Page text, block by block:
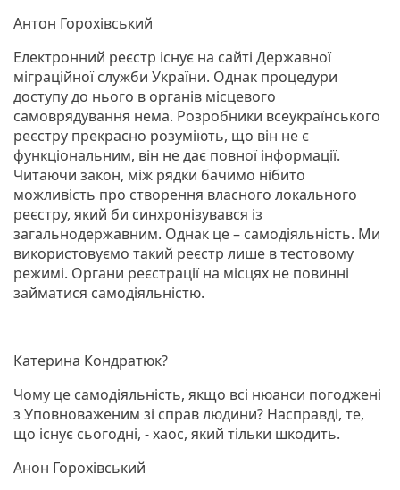
Антон Горохівський
Електронний реєстр існує на сайті Державної
міграційної служби України. Однак процедури
доступу до нього в органів місцевого
самоврядування нема. Розробники всеукраїнського
реєстру прекрасно розуміють, що він не є
функціональним, він не дає повної інформації.
Читаючи закон, між рядки бачимо нібито
можливість про створення власного локального
реєстру, який би синхронізувався із
загальнодержавним. Однак це – самодіяльність. Ми
використовуємо такий реєстр лише в тестовому
режимі. Органи реєстрації на місцях не повинні
займатися самодіяльністю.
Катерина Кондратюк?
Чому це самодіяльність, якщо всі нюанси погоджені
з Уповноваженим зі справ людини? Насправді, те,
що існує сьогодні, - хаос, який тільки шкодить.
Анон Горохівський